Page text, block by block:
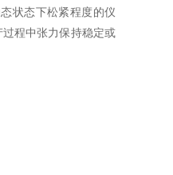
状态下松紧程度的仪
程中张力保持稳定或